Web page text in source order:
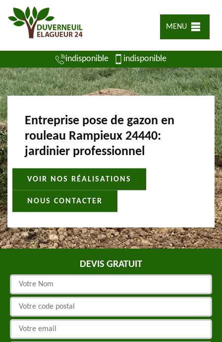
MENU
indisponible indisponible
Entreprise pose de gazon en
rouleau Rampieux 24440:
jardinier professionnel
VOIR NOS RÉALISATIONS
NOUS CONTACTER
DEVIS GRATUIT